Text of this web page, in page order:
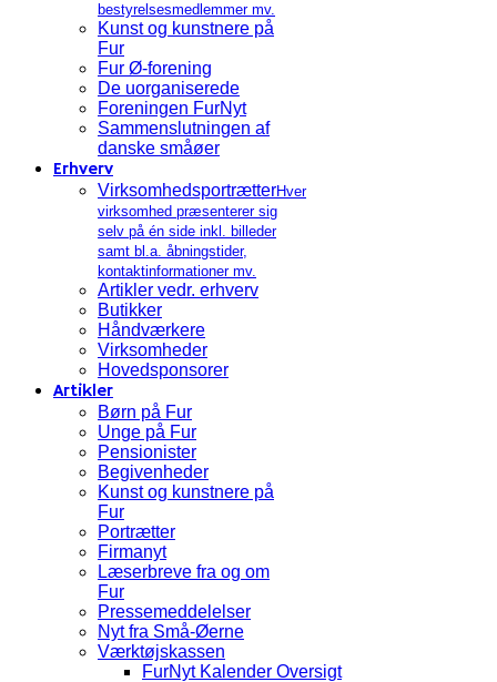
bestyrelsesmedlemmer mv.
Kunst og kunstnere på
Fur
Fur Ø-forening
De uorganiserede
Foreningen FurNyt
Sammenslutningen af
danske småøer
Erhverv
VirksomhedsportrætterHver
virksomhed præsenterer sig
selv på én side inkl. billeder
samt bl.a. åbningstider,
kontaktinformationer mv.
Artikler vedr. erhverv
Butikker
Håndværkere
Virksomheder
Hovedsponsorer
Artikler
Børn på Fur
Unge på Fur
Pensionister
Begivenheder
Kunst og kunstnere på
Fur
Portrætter
Firmanyt
Læserbreve fra og om
Fur
Pressemeddelelser
Nyt fra Små-Øerne
Værktøjskassen
FurNyt Kalender Oversigt